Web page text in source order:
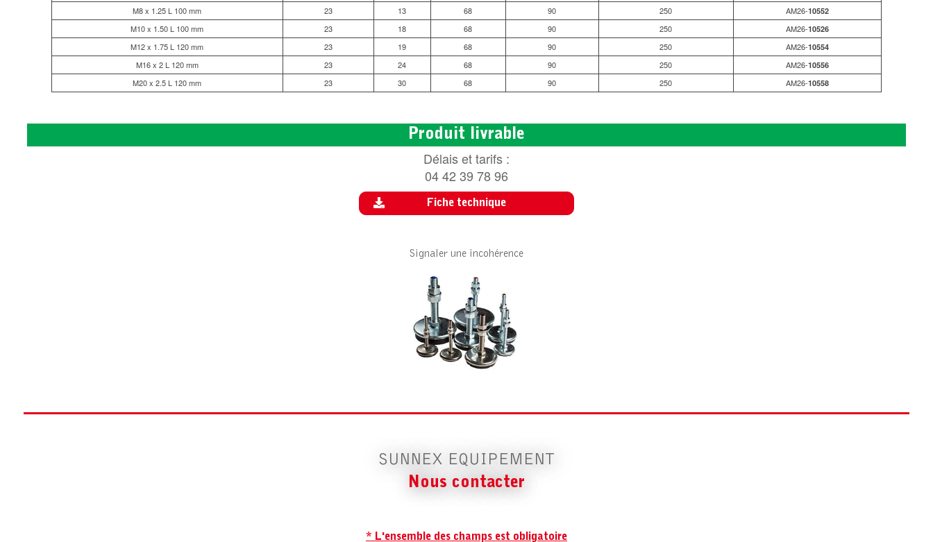
M8 x 1.25 L 100 mm
23 13 68 90 250 AM26-10552
M10 x 1.50 L 100 mm 23 18 68 90 250 AM26-10526
M12 x 1.75 L 120 mm 23 19 68 90 250 AM26-10554
M16 x 2 L 120 mm 23 24 68 90 250 AM26-10556
M20 x 2.5 L 120 mm 23 30 68 90 250 AM26-10558
Produit livrable
Délais et tarifs :
04 42 39 78 96
Fiche technique
Signaler une incohérence
SUNNEX EQUIPEMENT
Nous contacter
* L'ensemble des champs est obligatoire